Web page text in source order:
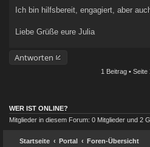
Ich bin hilfsbereit, engagiert, aber
Liebe Grüße eure Julia
Antworten
1 Beitrag • Seite
WER IST ONLINE?
Mitglieder in diesem Forum: 0 Mitglieder und 2
Startseite Portal Foren-Übersicht